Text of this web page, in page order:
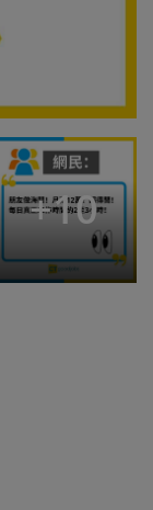
+10